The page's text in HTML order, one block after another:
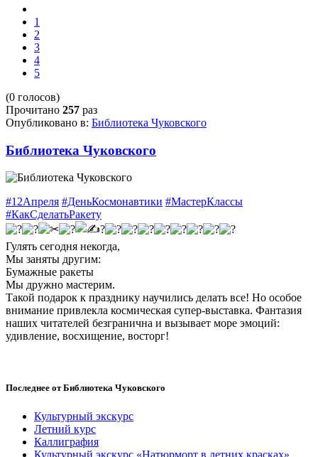
1
2
3
4
5
(0 голосов)
Прочитано 257 раз
Опубликовано в: Библиотека Чуковского
Библиотека Чуковского
#12Апреля #ДеньКосмонавтики #МастерКлассы
#КакСделатьРакету
Гулять сегодня некогда,
Мы заняты другим:
Бумажные ракеты
Мы дружно мастерим.
Такой подарок к празднику научились делать все! Но особое
внимание привлекла космическая супер-выставка. Фантазия
наших читателей безгранична и вызывает море эмоций:
удивление, восхищение, восторг!
Последнее от Библиотека Чуковского
Культурный экскурс
Летний курс
Каллиграфия
Культурный экскурс «Натюрморт в летних красках»